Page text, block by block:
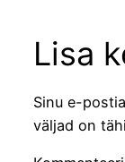
Lisa
Sinu e-
väljad on